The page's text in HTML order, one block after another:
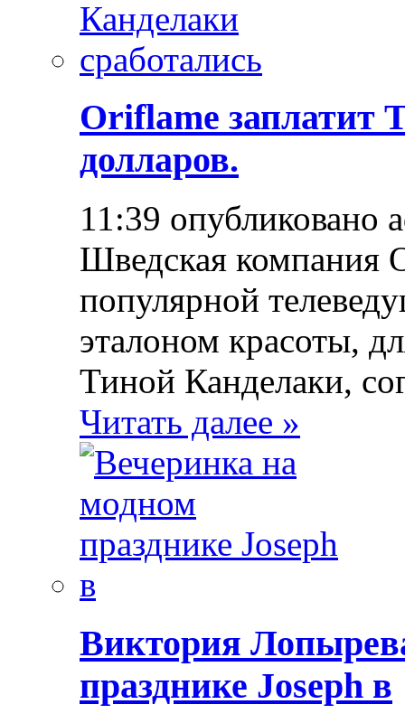
Oriflame заплатит
долларов.
11:39 опубликовано
Шведская компания
популярной
эталоном красоты,
Тиной Канделаки,
Читать далее »
Виктория
празднике Joseph в